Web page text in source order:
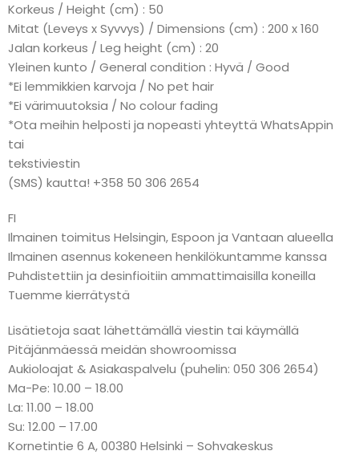
Korkeus / Height (cm) : 50
Mitat (Leveys x Syvvys) / Dimensions (cm) : 200 x 160
Jalan korkeus / Leg height (cm) : 20
Yleinen kunto / General condition : Hyvä / Good
*Ei lemmikkien karvoja / No pet hair
*Ei värimuutoksia / No colour fading
*Ota meihin helposti ja nopeasti yhteyttä WhatsAppin
tai
tekstiviestin
(SMS) kautta! +358 50 306 2654
FI
Ilmainen toimitus Helsingin, Espoon ja Vantaan alueella
Ilmainen asennus kokeneen henkilökuntamme kanssa
Puhdistettiin ja desinfioitiin ammattimaisilla koneilla
Tuemme kierrätystä
Lisätietoja saat lähettämällä viestin tai käymällä
Pitäjänmäessä meidän showroomissa
Aukioloajat & Asiakaspalvelu (puhelin: 050 306 2654)
Ma-Pe: 10.00 – 18.00
La: 11.00 – 18.00
Su: 12.00 – 17.00
Kornetintie 6 A, 00380 Helsinki – Sohvakeskus